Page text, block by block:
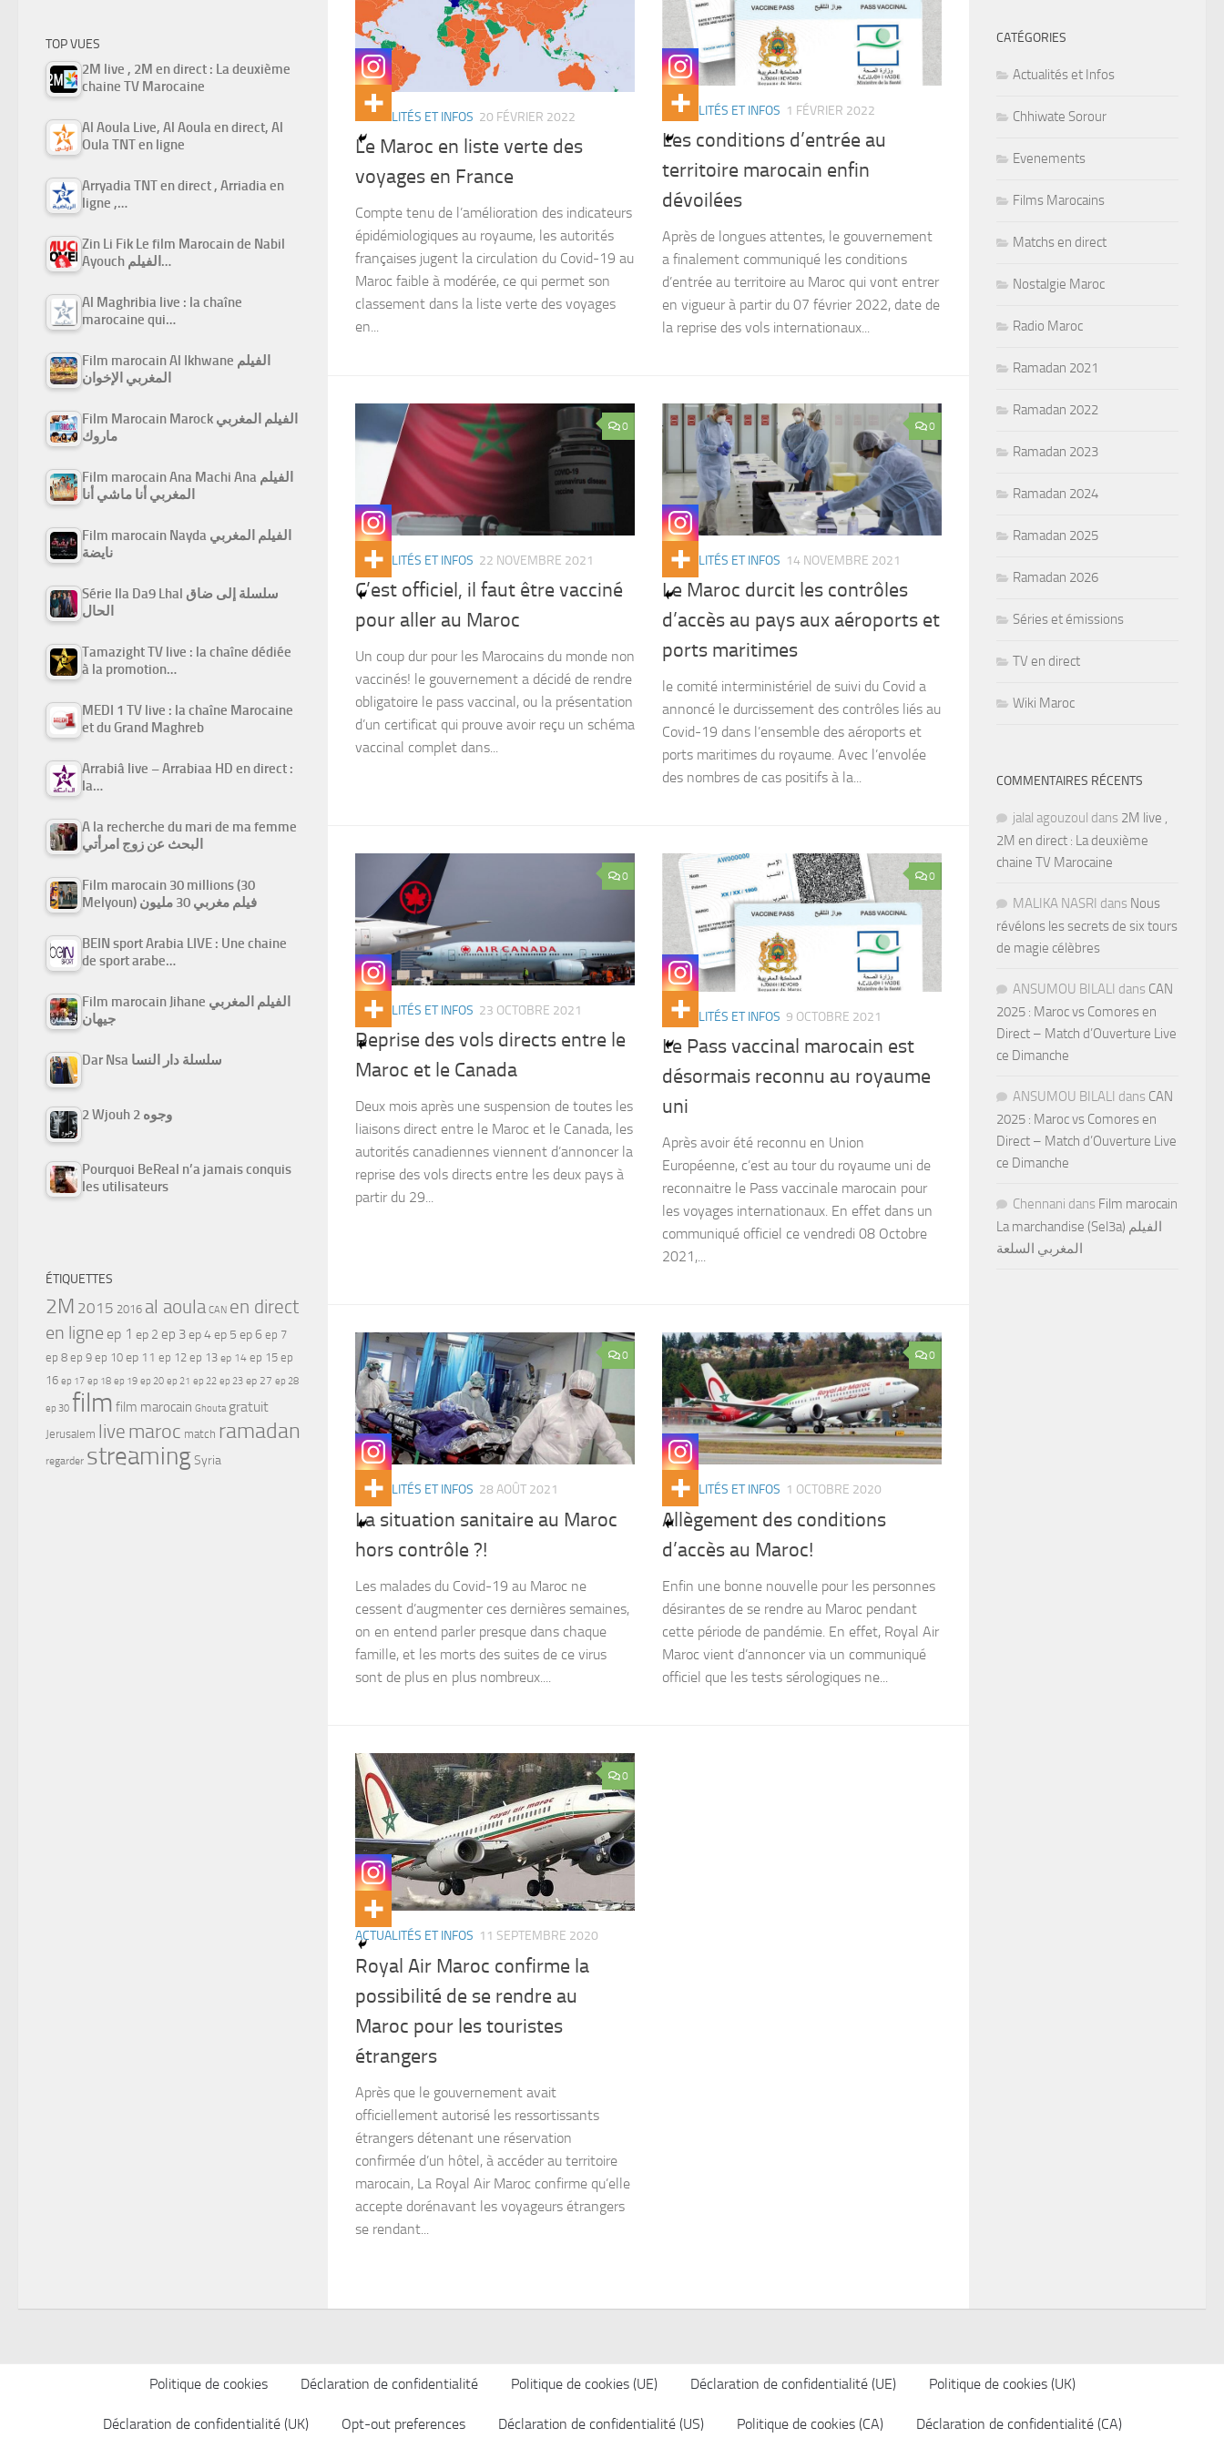
ACTUALITÉS ET INFOS 20 FÉVRIER 2022
Le Maroc en liste verte des
voyages en France
Compte tenu de l’amélioration des indicateurs
épidémiologiques au royaume, les autorités
françaises jugent la circulation du Covid-19 au
Maroc faible à modérée, ce qui permet son
classement dans la liste verte des voyages
en...
ACTUALITÉS ET INFOS 1 FÉVRIER 2022
Les conditions d’entrée au
territoire marocain enfin
dévoilées
Après de longues attentes, le gouvernement
a finalement communiqué les conditions
d’entrée au territoire au Maroc qui vont entrer
en vigueur à partir du 07 février 2022, date de
la reprise des vols internationaux...
0
ACTUALITÉS ET INFOS 22 NOVEMBRE 2021
C’est officiel, il faut être vacciné
pour aller au Maroc
Un coup dur pour les Marocains du monde non
vaccinés! le gouvernement a décidé de rendre
obligatoire le pass vaccinal, ou la présentation
d’un certificat qui prouve avoir reçu un schéma
vaccinal complet dans...
0
ACTUALITÉS ET INFOS 14 NOVEMBRE 2021
Le Maroc durcit les contrôles
d’accès au pays aux aéroports et
ports maritimes
le comité interministériel de suivi du Covid a
annoncé le durcissement des contrôles liés au
Covid-19 dans l’ensemble des aéroports et
ports maritimes du royaume. Avec l’envolée
des nombres de cas positifs à la...
0
ACTUALITÉS ET INFOS 23 OCTOBRE 2021
Reprise des vols directs entre le
Maroc et le Canada
Deux mois après une suspension de toutes les
liaisons direct entre le Maroc et le Canada, les
autorités canadiennes viennent d’annoncer la
reprise des vols directs entre les deux pays à
partir du 29...
0
ACTUALITÉS ET INFOS 9 OCTOBRE 2021
Le Pass vaccinal marocain est
désormais reconnu au royaume
uni
Après avoir été reconnu en Union
Européenne, c’est au tour du royaume uni de
reconnaitre le Pass vaccinale marocain pour
les voyages internationaux. En effet dans un
communiqué officiel ce vendredi 08 Octobre
2021,...
0
ACTUALITÉS ET INFOS 28 AOÛT 2021
La situation sanitaire au Maroc
hors contrôle ?!
Les malades du Covid-19 au Maroc ne
cessent d’augmenter ces dernières semaines,
on en entend parler presque dans chaque
famille, et les morts des suites de ce virus
sont de plus en plus nombreux....
0
ACTUALITÉS ET INFOS 1 OCTOBRE 2020
Allègement des conditions
d’accès au Maroc!
Enfin une bonne nouvelle pour les personnes
désirantes de se rendre au Maroc pendant
cette période de pandémie. En effet, Royal Air
Maroc vient d’annoncer via un communiqué
officiel que les tests sérologiques ne...
0
ACTUALITÉS ET INFOS 11 SEPTEMBRE 2020
Royal Air Maroc confirme la
possibilité de se rendre au
Maroc pour les touristes
étrangers
Après que le gouvernement avait
officiellement autorisé les ressortissants
étrangers détenant une réservation
confirmée d’un hôtel, à accéder au territoire
marocain, La Royal Air Maroc confirme qu’elle
accepte dorénavant les voyageurs étrangers
se rendant...
TOP VUES
2M live , 2M en direct : La deuxième
chaine TV Marocaine
Al Aoula Live, Al Aoula en direct, Al
Oula TNT en ligne
Arryadia TNT en direct , Arriadia en
ligne ,…
Zin Li Fik Le film Marocain de Nabil
Ayouch الفيلم…
Al Maghribia live : la chaîne
marocaine qui…
Film marocain Al Ikhwane الفيلم
المغربي الإخوان
Film Marocain Marock الفيلم المغربي
ماروك
Film marocain Ana Machi Ana الفيلم
المغربي أنا ماشي أنا
Film marocain Nayda الفيلم المغربي
نايضة
Série Ila Da9 Lhal سلسلة إلى ضاق
الحال
Tamazight TV live : la chaîne dédiée
à la promotion…
MEDI 1 TV live : la chaîne Marocaine
et du Grand Maghreb
Arrabiâ live – Arrabiaa HD en direct :
la…
A la recherche du mari de ma femme
البحث عن زوج امرأتي
Film marocain 30 millions (30
Melyoun) فيلم مغربي 30 مليون
BEIN sport Arabia LIVE : Une chaine
de sport arabe…
Film marocain Jihane الفيلم المغربي
جيهان
Dar Nsa سلسلة دار النسا
2 Wjouh 2 وجوه
Pourquoi BeReal n’a jamais conquis
les utilisateurs
ÉTIQUETTES
2M 2015 2016 al aoula CAN en direct
en ligne ep 1 ep 2 ep 3ep 4ep 5 ep 6 ep 7
ep 8 ep 9 ep 10 ep 11 ep 12 ep 13 ep 14 ep 15 ep
16 ep 17 ep 18 ep 19 ep 20 ep 21 ep 22 ep 23 ep 27 ep 28
ep 30 film film marocain Ghouta gratuit
Jerusalem live maroc match ramadan
regarder streamingSyria
CATÉGORIES
Actualités et Infos
Chhiwate Sorour
Evenements
Films Marocains
Matchs en direct
Nostalgie Maroc
Radio Maroc
Ramadan 2021
Ramadan 2022
Ramadan 2023
Ramadan 2024
Ramadan 2025
Ramadan 2026
Séries et émissions
TV en direct
Wiki Maroc
COMMENTAIRES RÉCENTS
jalal agouzoul dans 2M live ,
2M en direct : La deuxième
chaine TV Marocaine
MALIKA NASRI dans Nous
révélons les secrets de six tours
de magie célèbres
ANSUMOU BILALI dans CAN
2025 : Maroc vs Comores en
Direct – Match d’Ouverture Live
ce Dimanche
ANSUMOU BILALI dans CAN
2025 : Maroc vs Comores en
Direct – Match d’Ouverture Live
ce Dimanche
Chennani dans Film marocain
La marchandise (Sel3a) الفيلم
المغربي السلعة
Politique de cookies Déclaration de confidentialité Politique de cookies (UE) Déclaration de confidentialité (UE) Politique de cookies (UK)
Déclaration de confidentialité (UK) Opt-out preferences Déclaration de confidentialité (US) Politique de cookies (CA) Déclaration de confidentialité (CA)